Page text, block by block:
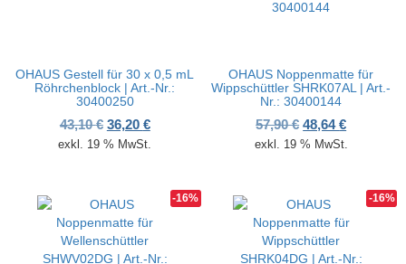
OHAUS Gestell für 30 x 0,5 mL
Röhrchenblock | Art.-Nr.:
30400250
43,10€ Ursprünglicher Preis war: 43,10 €
36,20 €Aktueller Preis ist: 36,20 €.
exkl. 19 % MwSt.
OHAUS Noppenmatte für
Wippschüttler SHRK07AL | Art.-
Nr.: 30400144
57,90€ Ursprünglicher
48,64€Aktueller
exkl. 19 % MwSt.
-16% -16%